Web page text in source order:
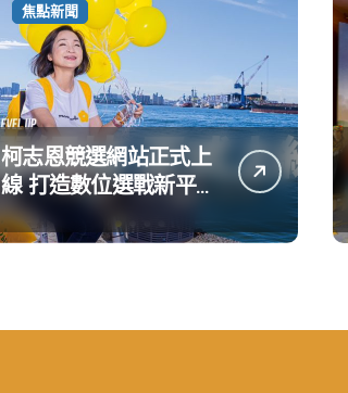
焦點新聞
柯志恩競選網站正式上
線 打造數位選戰新平台
公開五大亮點